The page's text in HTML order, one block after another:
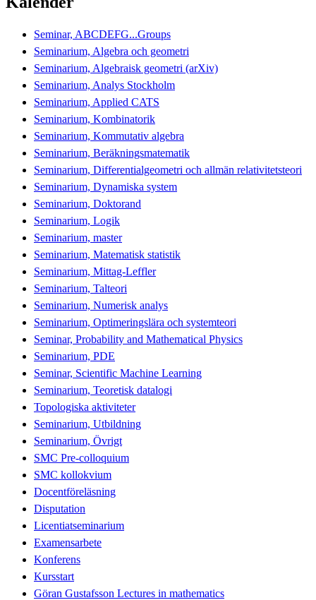
Seminar, ABCDEFG...Groups
Seminarium, Algebra och geometri
Seminarium, Algebraisk geometri (arXiv)
Seminarium, Analys Stockholm
Seminarium, Applied CATS
Seminarium, Kombinatorik
Seminarium, Kommutativ algebra
Seminarium, Beräkningsmatematik
Seminarium, Differentialgeometri och allmän relativitetsteori
Seminarium, Dynamiska system
Seminarium, Doktorand
Seminarium, Logik
Seminarium, master
Seminarium, Matematisk statistik
Seminarium, Mittag-Leffler
Seminarium, Talteori
Seminarium, Numerisk analys
Seminarium, Optimeringslära och systemteori
Seminar, Probability and Mathematical Physics
Seminarium, PDE
Seminar, Scientific Machine Learning
Seminarium, Teoretisk datalogi
Topologiska aktiviteter
Seminarium, Utbildning
Seminarium, Övrigt
SMC Pre-colloquium
SMC kollokvium
Docentföreläsning
Disputation
Licentiatseminarium
Examensarbete
Konferens
Kursstart
Göran Gustafsson Lectures in mathematics